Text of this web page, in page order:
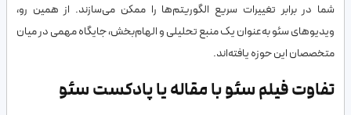
شما در برابر تغییرات سریع الگوریتم‌ها را ممکن می‌سازند. از همین رو،
ویدیوهای سئو به‌عنوان یک منبع تحلیلی و الهام‌بخش، جایگاه مهمی در میان
متخصصان این حوزه یافته‌اند.
تفاوت فیلم سئو با مقاله یا پادکست سئو